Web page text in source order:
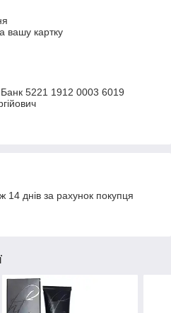
вашу картку
5221 1912 0003 6019
днів за рахунок покупця